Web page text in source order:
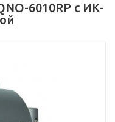
6010RP с ИК-